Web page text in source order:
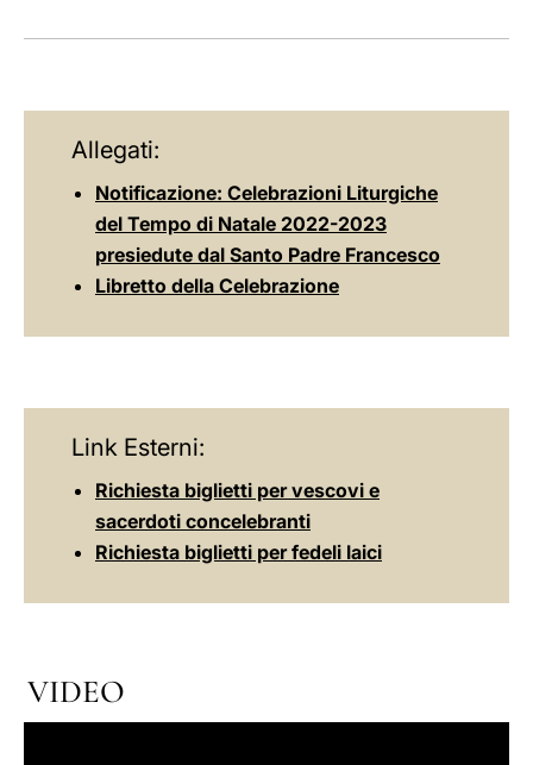
Allegati:
Notificazione: Celebrazioni Liturgiche
del Tempo di Natale 2022-2023
presiedute dal Santo Padre Francesco
Libretto della Celebrazione
Link Esterni:
Richiesta biglietti per vescovi e
sacerdoti concelebranti
Richiesta biglietti per fedeli laici
VIDEO